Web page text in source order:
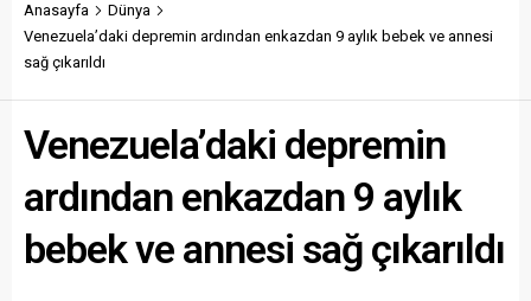
Anasayfa
Dünya
Venezuela’daki depremin ardından enkazdan 9 aylık bebek ve annesi
sağ çıkarıldı
Venezuela’daki depremin
ardından enkazdan 9 aylık
bebek ve annesi sağ çıkarıldı